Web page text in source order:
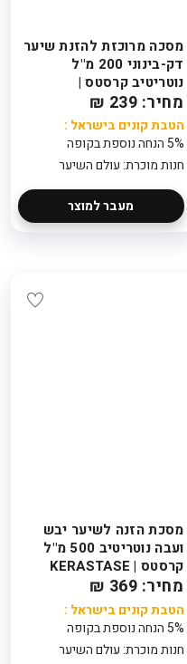
מסכה מרוכזת להזנת שיער
דק-בינוני 200 מ"ל
נוטריטיב קרסטס |
KERASTASE
MASQUINTENSE
מחיר: 239 ₪
הטבת קונים בישראל :
5% הנחה נוספת בקופה
חנות מוכרת: עולם השיער
מעבר למוצר
מסכת הזנה לשיער יבש
ועבה נוטריטיב 500 מ"ל
קרסטס | KERASTASE
MASQUINTENSE RICHE
מחיר: 369 ₪
הטבת קונים בישראל :
5% הנחה נוספת בקופה
חנות מוכרת: עולם השיער